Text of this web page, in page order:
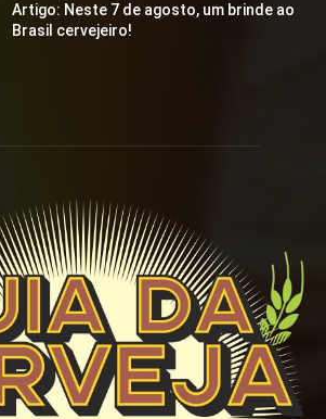
Artigo: Neste 7 de agosto, um brinde ao
Brasil cervejeiro!